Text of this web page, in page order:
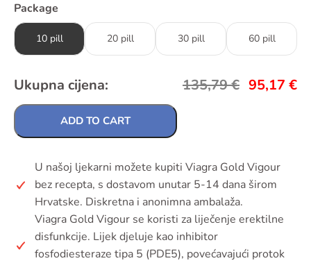
Package
10 pill 20 pill 30 pill 60 pill
Ukupna cijena: 135,79€ 95,17 €
ADD TO CART
U našoj ljekarni možete kupiti Viagra Gold Vigour
bez recepta, s dostavom unutar 5-14 dana širom
Hrvatske. Diskretna i anonimna ambalaža.
Viagra Gold Vigour se koristi za liječenje erektilne
disfunkcije. Lijek djeluje kao inhibitor
fosfodiesteraze tipa 5 (PDE5), povećavajući protok